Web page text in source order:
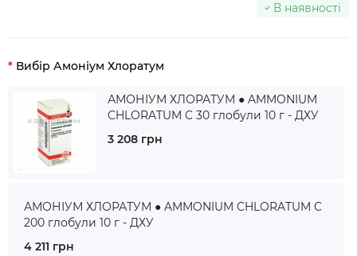
В наявності
Вибір Амоніум Хлоратум
АМОНІУМ ХЛОРАТУМ ● AMMONIUM
CHLORATUM C 30 глобули 10 г - ДХУ
3 208 грн
АМОНІУМ ХЛОРАТУМ ● AMMONIUM CHLORATUM C
200 глобули 10 г - ДХУ
4 211 грн